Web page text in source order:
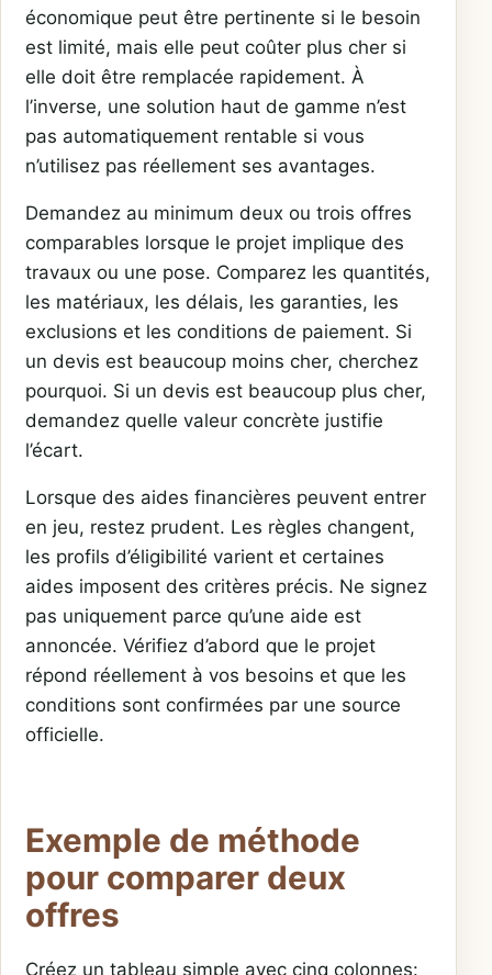
économique peut être pertinente si le besoin
est limité, mais elle peut coûter plus cher si
elle doit être remplacée rapidement. À
l’inverse, une solution haut de gamme n’est
pas automatiquement rentable si vous
n’utilisez pas réellement ses avantages.
Demandez au minimum deux ou trois offres
comparables lorsque le projet implique des
travaux ou une pose. Comparez les quantités,
les matériaux, les délais, les garanties, les
exclusions et les conditions de paiement. Si
un devis est beaucoup moins cher, cherchez
pourquoi. Si un devis est beaucoup plus cher,
demandez quelle valeur concrète justifie
l’écart.
Lorsque des aides financières peuvent entrer
en jeu, restez prudent. Les règles changent,
les profils d’éligibilité varient et certaines
aides imposent des critères précis. Ne signez
pas uniquement parce qu’une aide est
annoncée. Vérifiez d’abord que le projet
répond réellement à vos besoins et que les
conditions sont confirmées par une source
officielle.
Exemple de méthode
pour comparer deux
offres
Créez un tableau simple avec cinq colonnes: